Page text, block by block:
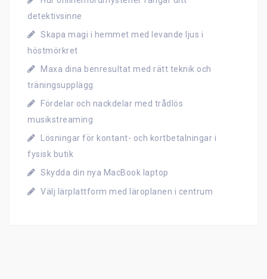
detektivsinne
Skapa magi i hemmet med levande ljus i
höstmörkret
Maxa dina benresultat med rätt teknik och
träningsupplägg
Fördelar och nackdelar med trådlös
musikstreaming
Lösningar för kontant- och kortbetalningar i
fysisk butik
Skydda din nya MacBook laptop
Välj lärplattform med läroplanen i centrum